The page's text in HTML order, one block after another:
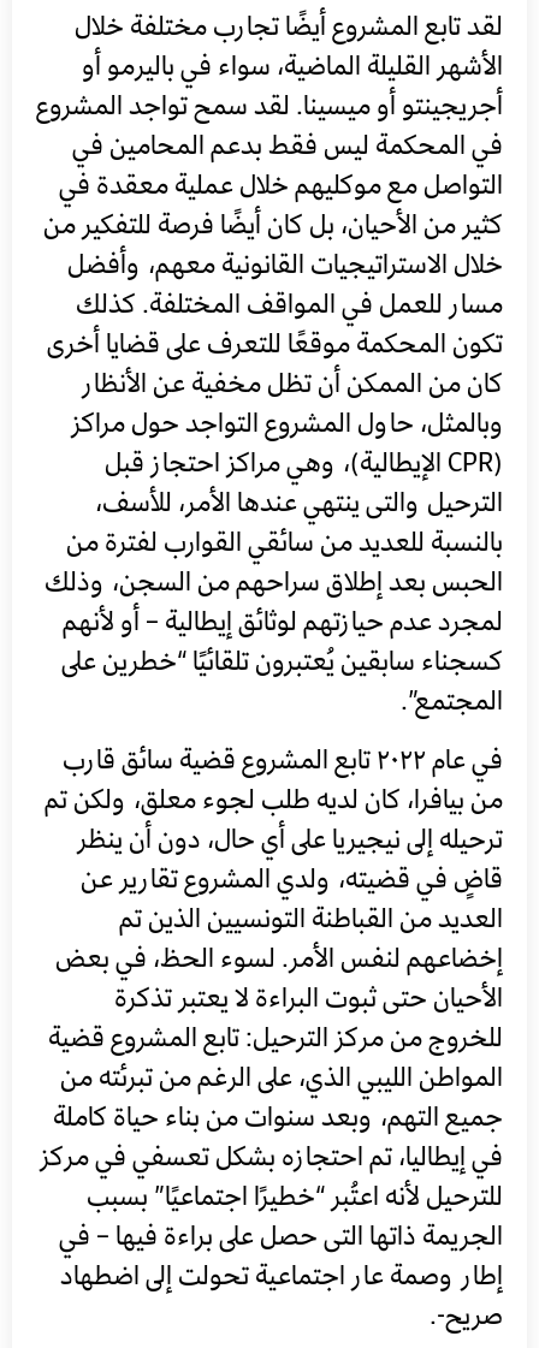
لقد تابع المشروع أيضًا تجارب مختلفة خلال
الأشهر القليلة الماضية، سواء في باليرمو أو
أجريجينتو أو ميسينا. لقد سمح تواجد المشروع
في المحكمة ليس فقط بدعم المحامين في
التواصل مع موكليهم خلال عملية معقدة في
كثير من الأحيان، بل كان أيضًا فرصة للتفكير من
خلال الاستراتيجيات القانونية معهم، وأفضل
مسار للعمل في المواقف المختلفة. كذلك
تكون المحكمة موقعًا للتعرف على قضايا أخرى
كان من الممكن أن تظل مخفية عن الأنظار
وبالمثل، حاول المشروع التواجد حول مراكز
(CPR الإيطالية)، وهي مراكز احتجاز قبل
الترحيل والتى ينتهي عندها الأمر، للأسف،
بالنسبة للعديد من سائقي القوارب لفترة من
الحبس بعد إطلاق سراحهم من السجن، وذلك
لمجرد عدم حيازتهم لوثائق إيطالية – أو لأنهم
كسجناء سابقين يُعتبرون تلقائيًا “خطرين على
المجتمع”.
في عام ٢٠٢٢ تابع المشروع قضية سائق قارب
من بيافرا، كان لديه طلب لجوء معلق، ولكن تم
ترحيله إلى نيجيريا على أي حال، دون أن ينظر
قاضٍ في قضيته، ولدي المشروع تقارير عن
العديد من القباطنة التونسيين الذين تم
إخضاعهم لنفس الأمر. لسوء الحظ، في بعض
الأحيان حتى ثبوت البراءة لا يعتبر تذكرة
للخروج من مركز الترحيل: تابع المشروع قضية
المواطن الليبي الذي، على الرغم من تبرئته من
جميع التهم، وبعد سنوات من بناء حياة كاملة
في إيطاليا، تم احتجازه بشكل تعسفي في مركز
للترحيل لأنه اعتُبر “خطيرًا اجتماعيًا” بسبب
الجريمة ذاتها التى حصل على براءة فيها – في
إطار وصمة عار اجتماعية تحولت إلى اضطهاد
صريح-.